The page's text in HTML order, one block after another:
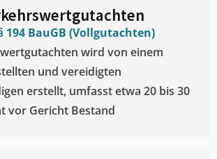
194 BauGB (Vollgutachten)
wird von einem
und vereidigten
erstellt, umfasst etwa 20 bis 30
vor Gericht Bestand